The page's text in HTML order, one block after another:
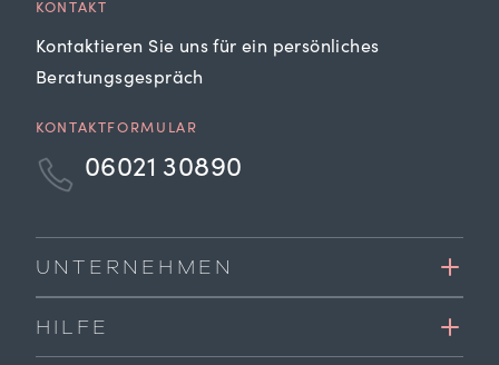
KONTAKT
Kontaktieren Sie uns für ein persönliches
Beratungsgespräch
KONTAKTFORMULAR
06021 30890
UNTERNEHMEN
HILFE